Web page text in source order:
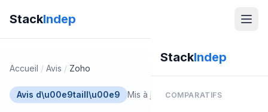
StackIndep
StackIndep
COMPARATIFS
Accueil / Avis / Zoho
Avis d\u00e9taill\u00e9 Mis à jour 27 février 2026